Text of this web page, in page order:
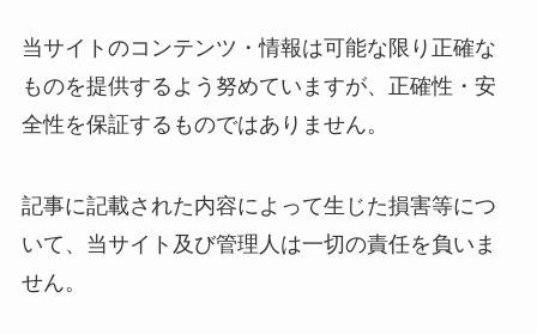
当サイトのコンテンツ・情報は可能な限り正確な
ものを提供するよう努めていますが、正確性・安
全性を保証するものではありません。
記事に記載された内容によって生じた損害等につ
いて、当サイト及び管理人は一切の責任を負いま
せん。